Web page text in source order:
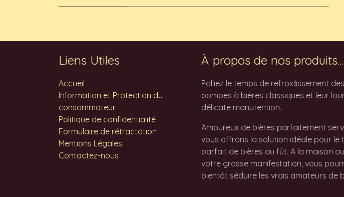
Liens Utiles
Accueil
Information et Protection du
consommateur
Politique de confidentialité
Formulaire de rétractation
Mentions Légales
Contactez-nous
À propos de nos produits...
Palliez le temps de refroidissement des
pompes à bières classiques et leur
délicate manutention.
Amoureux de bières parfaitement
vous offrons la solution idéale pour le
parfait de bières au fût. A la maison
votre grosse manifestation, vous
bientôt séduire les vrais amateurs de